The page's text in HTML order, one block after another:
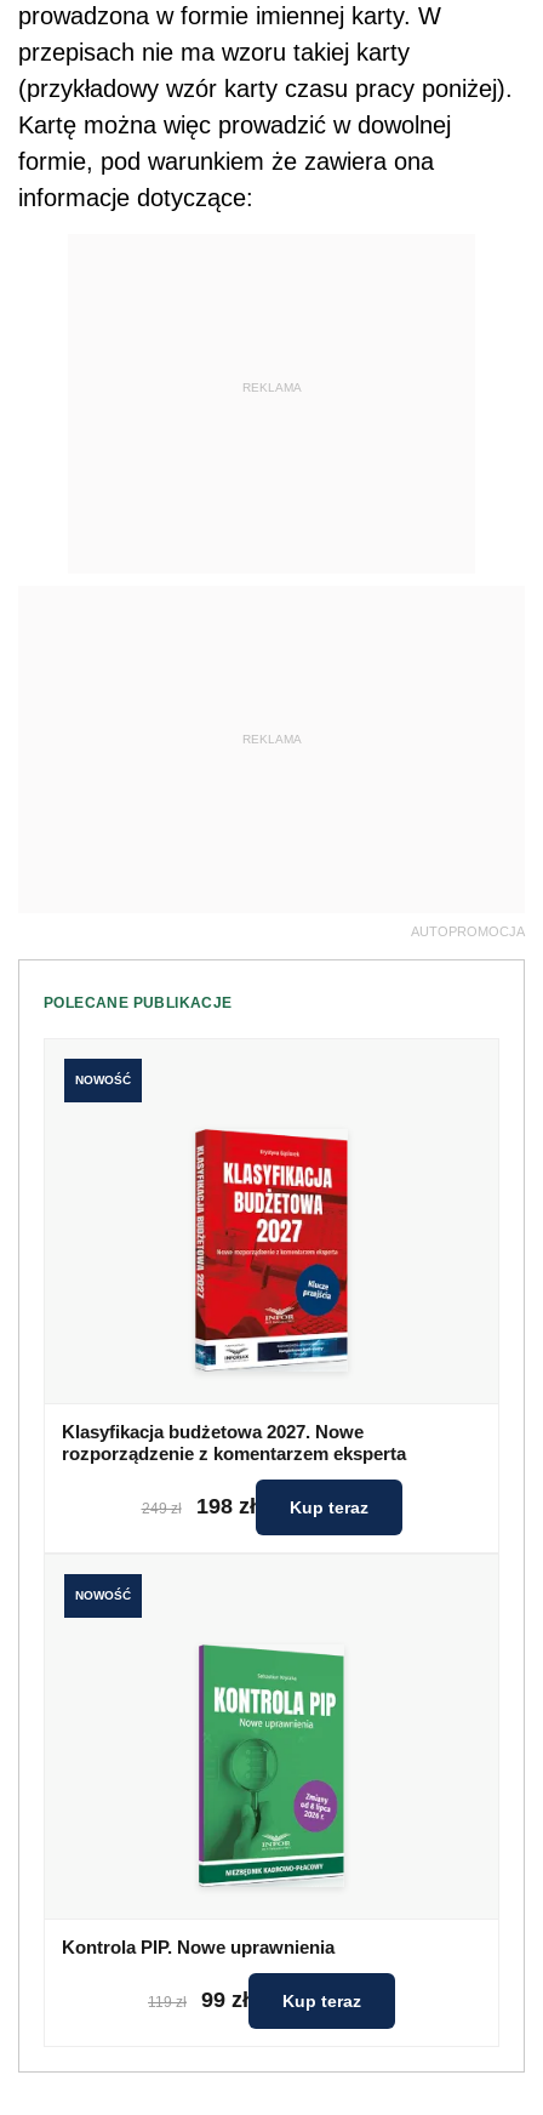
prowadzona w formie imiennej karty. W
przepisach nie ma wzoru takiej karty
(przykładowy wzór karty czasu pracy poniżej).
Kartę można więc prowadzić w dowolnej
formie, pod warunkiem że zawiera ona
informacje dotyczące:
REKLAMA
REKLAMA
AUTOPROMOCJA
POLECANE PUBLIKACJE
NOWOŚĆ
Klasyfikacja budżetowa 2027. Nowe
rozporządzenie z komentarzem eksperta
249 zł 198 zł Kup teraz
NOWOŚĆ
Kontrola PIP. Nowe uprawnienia
119 zł 99 zł Kup teraz